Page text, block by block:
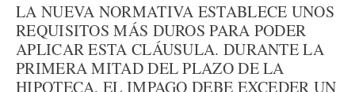
LA NUEVA NORMATIVA ESTABLECE UNOS
REQUISITOS MÁS DUROS PARA PODER
APLICAR ESTA CLÁUSULA. DURANTE LA
PRIMERA MITAD DEL PLAZO DE LA
HIPOTECA, EL IMPAGO DEBE EXCEDER UN